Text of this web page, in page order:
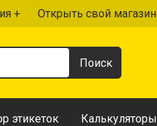
+ Открыть свой магазин
этикеток Калькуляторы